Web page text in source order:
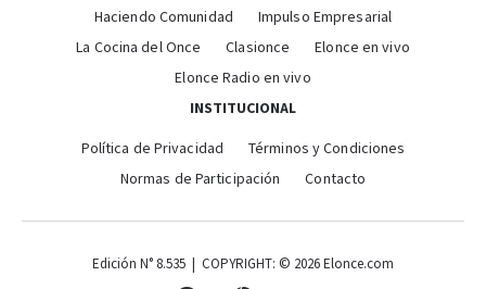
Haciendo Comunidad
Impulso Empresarial
La Cocina del Once
Clasionce
Elonce en vivo
Elonce Radio en vivo
INSTITUCIONAL
Política de Privacidad
Términos y Condiciones
Normas de Participación
Contacto
Edición N° 8.535 | COPYRIGHT: © 2026 Elonce.com